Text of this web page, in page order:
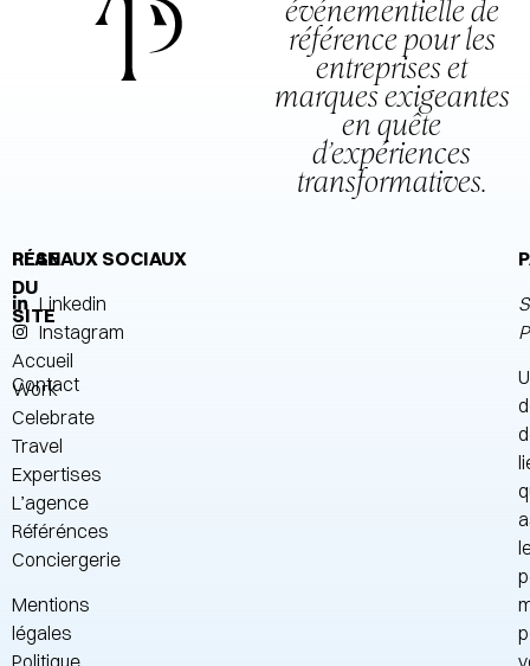
événementielle de
référence pour les
entreprises et
marques exigeantes
en quête
d’expériences
transformatives.
PLAN
DU
SITE
Accueil
Work
Celebrate
Travel
Expertises
L’agence
Référénces
Conciergerie
Mentions
légales
RÉSEAUX SOCIAUX
Linkedin
Instagram
Contact